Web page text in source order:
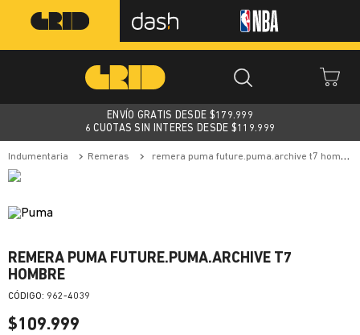
ENVÍO GRATIS DESDE $179.999
6 CUOTAS SIN INTERES DESDE $119.999
indumentaria remeras remera puma future.puma.archive t7 hombre
REMERA PUMA FUTURE.PUMA.ARCHIVE T7
HOMBRE
: 962-4039
$109.999